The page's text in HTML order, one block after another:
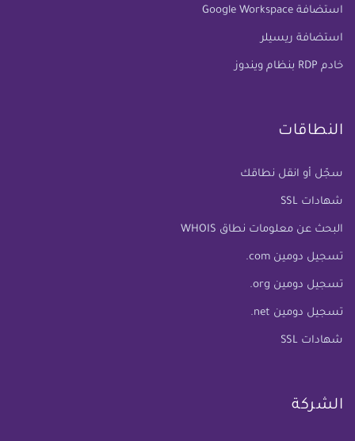
استضافة Google Workspace
استضافة ريسيلر
خادم RDP بنظام ويندوز
النطاقات
سجّل أو انقل نطاقك
شهادات SSL
البحث عن معلومات نطاق WHOIS
تسجيل دومين com.
تسجيل دومين org.
تسجيل دومين net.
شهادات SSL
الشركة